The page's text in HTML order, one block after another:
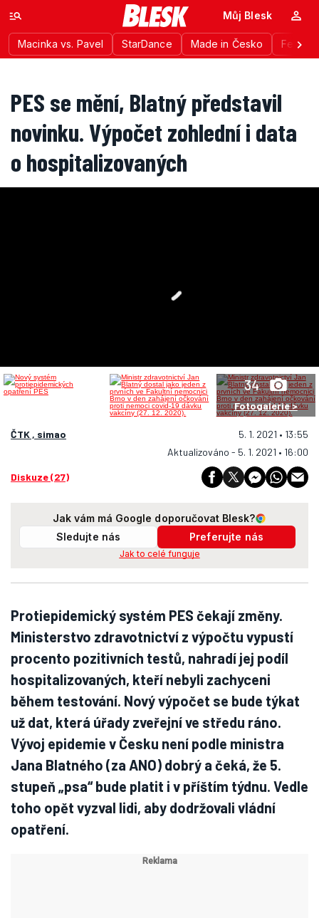
Macinka vs. Pavel StarDance Made in Česko
Můj Blesk
PES se mění, Blatný představil
novinku. Výpočet zohlední i data
o hospitalizovaných
34
Fotogalerie >
ČTK , simao
5. 1. 2021 • 13:55
Aktualizováno - 5. 1. 2021 • 16:00
Diskuze (27)
Jak vám má Google doporučovat Blesk?
Sledujte nás
Preferujte nás
Jak to celé funguje
Protiepidemický systém PES čekají změny.
Ministerstvo zdravotnictví z výpočtu vypustí
procento pozitivních testů, nahradí jej podíl
hospitalizovaných, kteří nebyli zachyceni
během testování. Nový výpočet se bude týkat
už dat, která úřady zveřejní ve středu ráno.
Vývoj epidemie v Česku není podle ministra
Jana Blatného (za ANO) dobrý a čeká, že 5.
stupeň „psa“ bude platit i v příštím týdnu. Vedle
toho opět vyzval lidi, aby dodržovali vládní
opatření.